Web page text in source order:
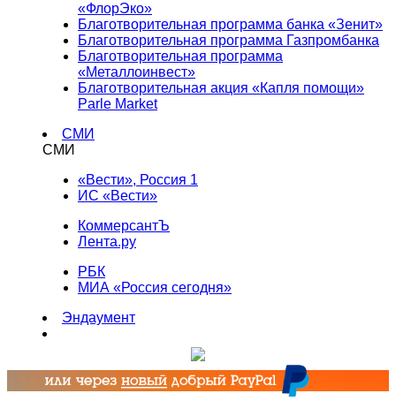
«ФлорЭко»
Благотворительная программа банка «Зенит»
Благотворительная программа Газпромбанка
Благотворительная программа
«Металлоинвест»
Благотворительная акция «Капля помощи»
Parle Market
СМИ
СМИ
«Вести», Россия 1
ИС «Вести»
КоммерсантЪ
Лента.ру
РБК
МИА «Россия сегодня»
Эндаумент